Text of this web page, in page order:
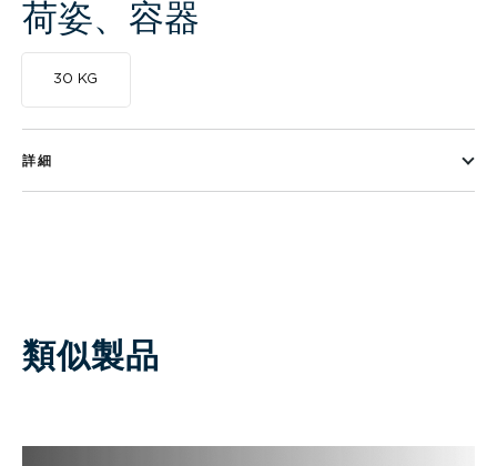
荷姿、容器
30 KG
詳細
類似製品